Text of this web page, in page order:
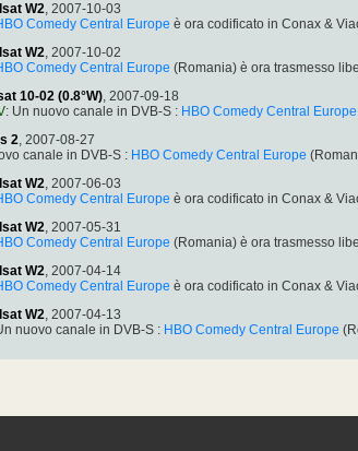
W2, 2007-10-03
Comedy Central Europe è ora codificato in Conax &
W2, 2007-10-02
Comedy Central Europe (Romania) è ora trasmesso
10-02 (0.8°W), 2007-09-18
: Un nuovo canale in DVB-S : HBO Comedy Central Europe
2, 2007-08-27
canale in DVB-S : HBO Comedy Central Europe
W2, 2007-06-03
Comedy Central Europe è ora codificato in Conax &
W2, 2007-05-31
Comedy Central Europe (Romania) è ora trasmesso
W2, 2007-04-14
Comedy Central Europe è ora codificato in Conax &
W2, 2007-04-13
nuovo canale in DVB-S : HBO Comedy Central Europe